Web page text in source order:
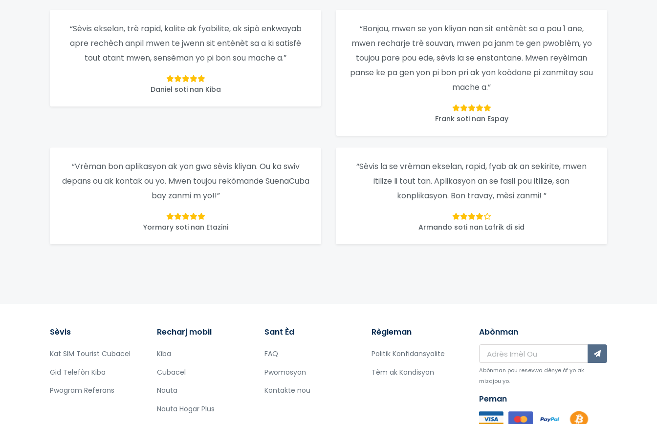
“Sèvis ekselan, trè rapid, kalite ak fyabilite, ak sipò enkwayab
apre rechèch anpil mwen te jwenn sit entènèt sa a ki satisfè
tout atant mwen, sensèman yo pi bon sou mache a.”
Daniel soti nan Kiba
“Bonjou, mwen se yon kliyan nan sit entènèt sa a pou 1 ane,
mwen recharje trè souvan, mwen pa janm te gen pwoblèm, yo
toujou pare pou ede, sèvis la se enstantane. Mwen reyèlman
panse ke pa gen yon pi bon pri ak yon koòdone pi zanmitay sou
mache a.”
Frank soti nan Espay
“Vrèman bon aplikasyon ak yon gwo sèvis kliyan. Ou ka swiv
depans ou ak kontak ou yo. Mwen toujou rekòmande SuenaCuba
bay zanmi m yo!!”
Yormary soti nan Etazini
“Sèvis la se vrèman ekselan, rapid, fyab ak an sekirite, mwen
itilize li tout tan. Aplikasyon an se fasil pou itilize, san
konplikasyon. Bon travay, mèsi zanmi! ”
Armando soti nan Lafrik di sid
Sèvis
Kat SIM Tourist Cubacel
Gid Telefòn Kiba
Pwogram Referans
Recharj mobil
Kiba
Cubacel
Nauta
Nauta Hogar Plus
Sant Èd
FAQ
Pwomosyon
Kontakte nou
Règleman
Politik Konfidansyalite
Tèm ak Kondisyon
Abònman
Abònman pou resevwa dènye òf yo ak
mizajou yo.
Peman